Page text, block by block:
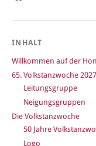
INHALT
Willkommen auf der
65. Volkstanzwoche 2027
Leitungsgruppe
Neigungsgruppen
Die Volkstanzwoche
50 Jahre
Logo